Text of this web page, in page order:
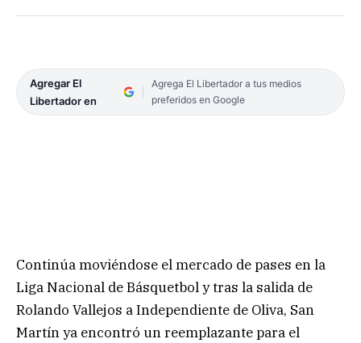
Agregar El
Libertador en
Agrega El Libertador a tus medios
preferidos en Google
Continúa moviéndose el mercado de pases en la
Liga Nacional de Básquetbol y tras la salida de
Rolando Vallejos a Independiente de Oliva, San
Martín ya encontró un reemplazante para el